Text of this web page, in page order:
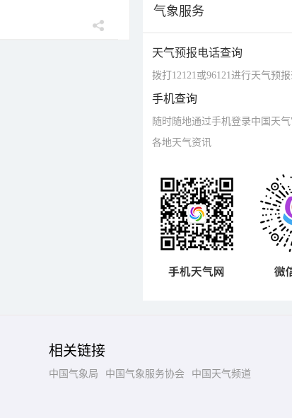
气象服务
天气预报电话查询
拨打12121或96121进行天气预
手机查询
随时随地通过手机登录中国天气
各地天气资讯
相关链接
中国气象局 中国气象服务协会 中国天气频道